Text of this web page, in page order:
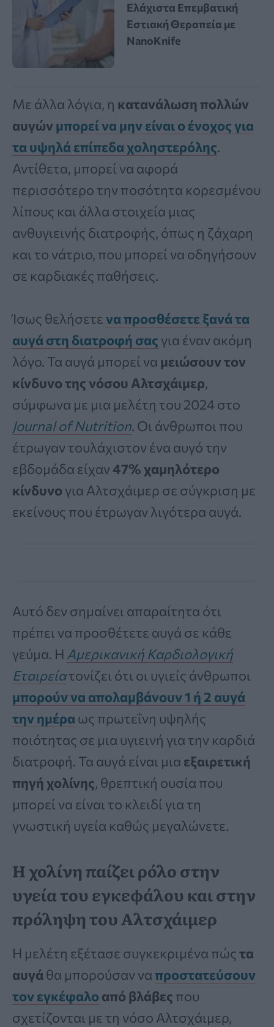
Ελάχιστα Επεμβατική
Εστιακή Θεραπεία με
NanoKnife
Με άλλα λόγια, η κατανάλωση πολλών
αυγών μπορεί να μην είναι ο ένοχος για
τα υψηλά επίπεδα χοληστερόλης.
Αντίθετα, μπορεί να αφορά
περισσότερο την ποσότητα κορεσμένου
λίπους και άλλα στοιχεία μιας
ανθυγιεινής διατροφής, όπως η ζάχαρη
και το νάτριο, που μπορεί να οδηγήσουν
σε καρδιακές παθήσεις.
Ίσως θελήσετενα προσθέσετε ξανά τα
αυγά στη διατροφή σας για έναν ακόμη
λόγο. Τα αυγά μπορεί να μειώσουν τον
κίνδυνο της νόσου Αλτσχάιμερ,
σύμφωνα με μια μελέτη του 2024 στο
Journal of Nutrition. Οι άνθρωποι που
έτρωγαν τουλάχιστον ένα αυγό την
εβδομάδα είχαν 47% χαμηλότερο
κίνδυνο για Αλτσχάιμερ σε σύγκριση με
εκείνους που έτρωγαν λιγότερα αυγά.
Αυτό δεν σημαίνει απαραίτητα ότι
πρέπει να προσθέτετε αυγά σε κάθε
γεύμα. Η Αμερικανική Καρδιολογική
Εταιρείατονίζει ότι οι υγιείς άνθρωποι
μπορούν να απολαμβάνουν1 ή 2 αυγά
την ημέραως πρωτεΐνη υψηλής
ποιότητας σε μια υγιεινή για την καρδιά
διατροφή. Τα αυγά είναι μια εξαιρετική
πηγή χολίνης, θρεπτική ουσία που
μπορεί να είναι το κλειδί για τη
γνωστική υγεία καθώς μεγαλώνετε.
Η χολίνη παίζει ρόλο στην
υγεία του εγκεφάλου και στην
πρόληψη του Αλτσχάιμερ
Η μελέτη εξέτασε συγκεκριμένα πώςτα
αυγά θα μπορούσαν ναπροστατεύσουν
τον εγκέφαλο από βλάβες που
σχετίζονται με τη νόσο Αλτσχάιμερ,